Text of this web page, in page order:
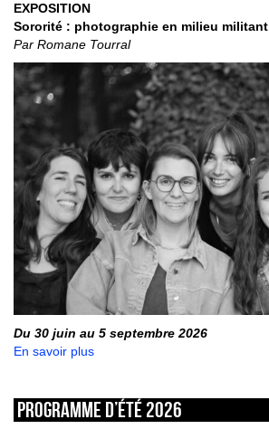
EXPOSITION
Sororité : photographie en milieu militant
Par Romane Tourral
Du 30 juin au 5 septembre 2026
En savoir plus
Programme d’été 2026